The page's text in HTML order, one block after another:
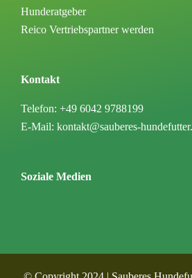
Hunderatgeber
Reico Vertriebspartner werden
Kontakt
Telefon: +49 6042 9788199
E-Mail: kontakt@sauberes-
Soziale Medien